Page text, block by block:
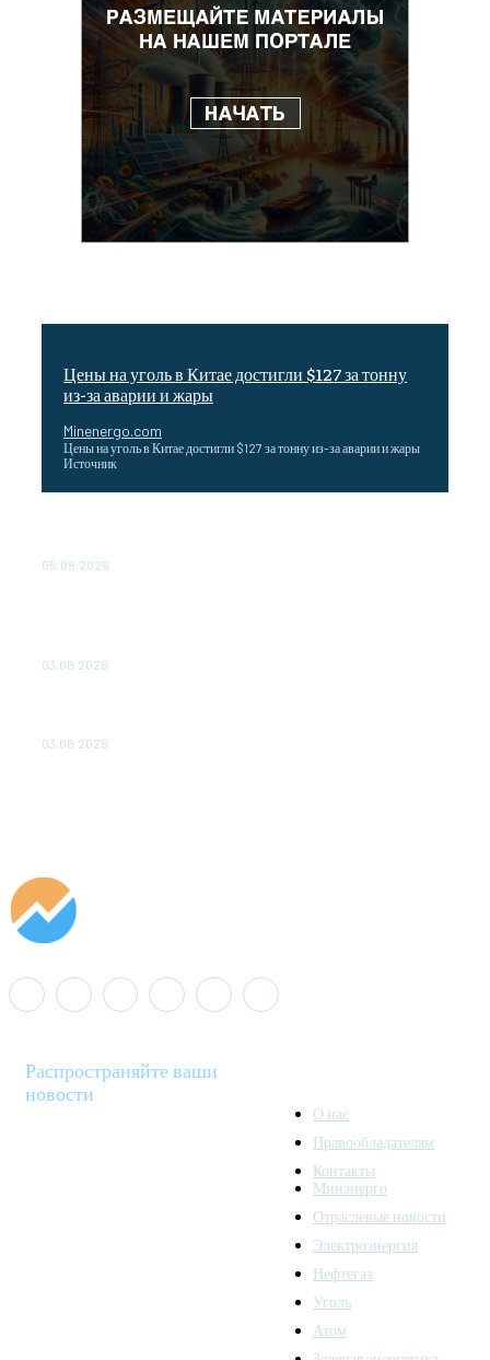
Цены на уголь в Китае достигли $127 за тонну
из-за аварии и жары
Minenergo.com
Цены на уголь в Китае достигли $127 за тонну из-за аварии и жары
Источник
05.08.2026
03.08.2026
03.08.2026
Распространяйте ваши
новости
О нас
Правообладателям
Контакты
Минэнерго
Отраслевые новости
Электроэнергия
Нефтегаз
Уголь
Атом